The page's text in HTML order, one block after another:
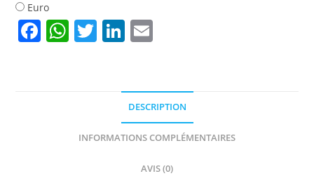
Euro
F W
p
T Li
e
dI
n
l
DESCRIPTION
INFORMATIONS COMPLÉMENTAIRES
AVIS (0)